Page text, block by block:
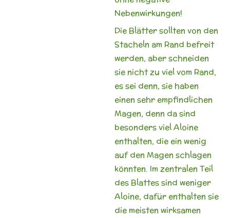
Nebenwirkungen!
Die Blätter sollten von den
Stacheln am Rand befreit
werden, aber schneiden
sie nicht zu viel vom Rand,
es sei denn, sie haben
einen sehr empfindlichen
Magen, denn da sind
besonders viel Aloine
enthalten, die ein wenig
auf den Magen schlagen
könnten. Im zentralen Teil
des Blattes sind weniger
Aloine, dafür enthalten sie
die meisten wirksamen